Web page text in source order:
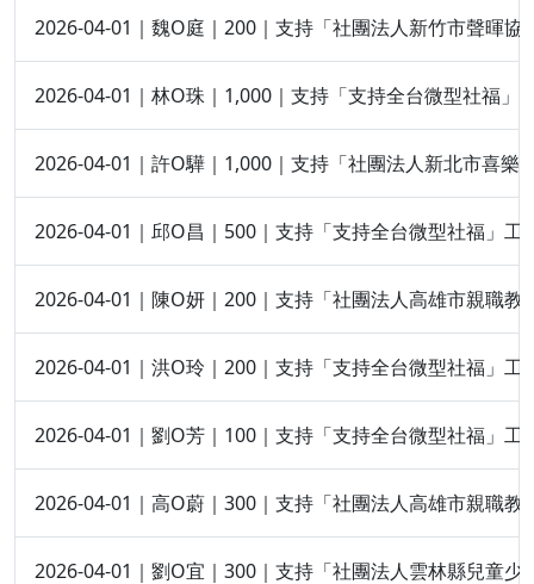
2026-04-01｜魏O庭｜200｜支持「社團法人新竹市聲暉協
2026-04-01｜林O珠｜1,000｜支持「支持全台微型社福」
2026-04-01｜許O驊｜1,000｜支持「社團法人新北市喜樂
2026-04-01｜邱O昌｜500｜支持「支持全台微型社福」工
2026-04-01｜陳O妍｜200｜支持「社團法人高雄市親職教
2026-04-01｜洪O玲｜200｜支持「支持全台微型社福」工
2026-04-01｜劉O芳｜100｜支持「支持全台微型社福」工
2026-04-01｜高O蔚｜300｜支持「社團法人高雄市親職教
2026-04-01｜劉O宜｜300｜支持「社團法人雲林縣兒童少